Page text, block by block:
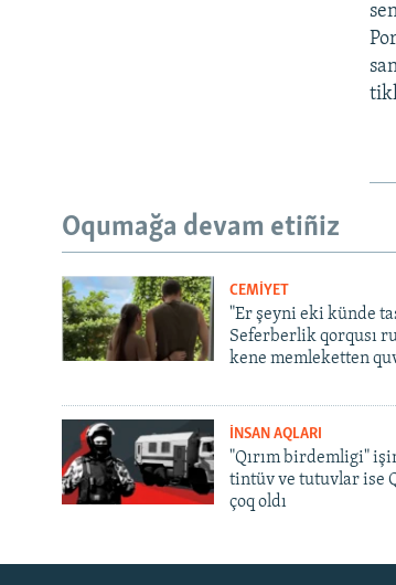
Русский
Oqumağa devam etiñiz
CEMİYET
"Er şeyni eki künde
Seferberlik qorqusı
kene memleketten
İNSAN AQLARI
"Qırım birdemligi"
tintüv ve tutuvlar ise
çoq oldı